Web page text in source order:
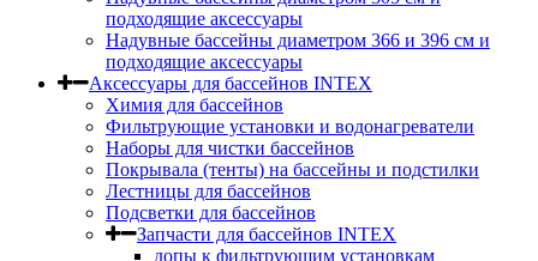
подходящие аксессуары
Надувные бассейны диаметром 366 и 396 см и
подходящие аксессуары
Аксессуары для бассейнов INTEX
Химия для бассейнов
Фильтрующие установки и водонагреватели
Наборы для чистки бассейнов
Покрывала (тенты) на бассейны и подстилки
Лестницы для бассейнов
Подсветки для бассейнов
Запчасти для бассейнов INTEX
допы к фильтрующим установкам